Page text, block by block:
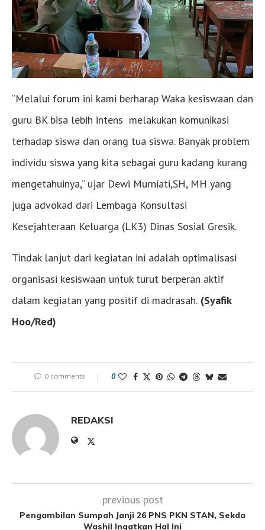
“Melalui forum ini kami berharap Waka kesiswaan dan
guru BK bisa lebih intens melakukan komunikasi
terhadap siswa dan orang tua siswa. Banyak problem
individu siswa yang kita sebagai guru kadang kurang
mengetahuinya,” ujar Dewi Murniati,SH, MH yang
juga advokad dari Lembaga Konsultasi
Kesejahteraan Keluarga (LK3) Dinas Sosial Gresik.
Tindak lanjut dari kegiatan ini adalah optimalisasi
organisasi kesiswaan untuk turut berperan aktif
dalam kegiatan yang positif di madrasah. (Syafik
Hoo/Red)
0 comments 0
REDAKSI
previous post
Pengambilan Sumpah Janji 26 PNS PKN STAN, Sekda
Washil Ingatkan Hal Ini